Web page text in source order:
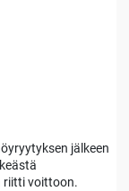
jälkeen
riitti voittoon.